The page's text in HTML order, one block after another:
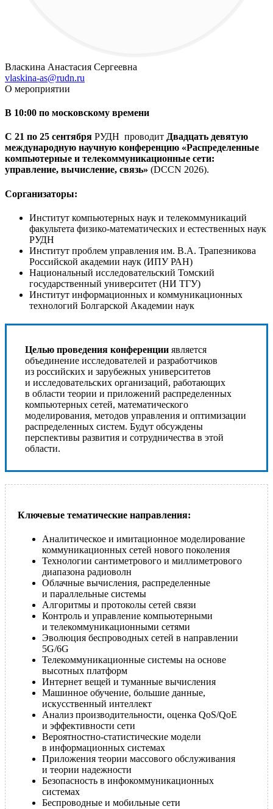
Власкина Анастасия Сергеевна
vlaskina-as@rudn.ru
О мероприятии
В 10:00 по московскому времени
С 21 по 25 сентября РУДН проводит Двадцать девятую
международную научную конференцию «Распределенные
компьютерные и телекоммуникационные сети:
управление, вычисление, связь» (DCCN 2026).
Сорганизаторы:
Институт компьютерных наук и телекоммуникаций
факультета физико-математических и естественных наук
РУДН
Институт проблем управления им. В.А. Трапезникова
Российской академии наук (ИПУ РАН)
Национальный исследовательский Томский
государственный университет (НИ ТГУ)
Институт информационных и коммуникационных
технологий Болгарской Академии наук
Целью проведения конференции является
объединение исследователей и разработчиков
из российских и зарубежных университетов
и исследовательских организаций, работающих
в области теории и приложений распределенных
компьютерных сетей, математического
моделирования, методов управления и оптимизации
распределенных систем. Будут обсуждены
перспективы развития и сотрудничества в этой
области.
Ключевые тематические направления:
Аналитическое и имитационное моделирование
коммуникационных сетей нового поколения
Технологии сантиметрового и миллиметрового
диапазона радиоволн
Облачные вычисления, распределенные
и параллельные системы
Алгоритмы и протоколы сетей связи
Контроль и управление компьютерными
и телекоммуникационными сетями
Эволюция беспроводных сетей в направлении
5G/6G
Телекоммуникационные системы на основе
высотных платформ
Интернет вещей и туманные вычисления
Машинное обучение, большие данные,
искусственный интеллект
Анализ производительности, оценка QoS/QoE
и эффективности сети
Вероятностно-статистические модели
в информационных системах
Приложения теории массового обслуживания
и теории надежности
Безопасность в инфокоммуникационных
системах
Беспроводные и мобильные сети